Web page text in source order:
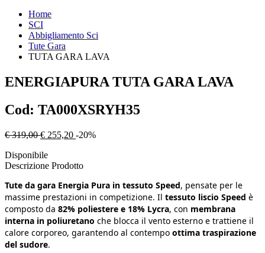
Home
SCI
Abbigliamento Sci
Tute Gara
TUTA GARA LAVA
ENERGIAPURA TUTA GARA LAVA
Cod: TA000XSRYH35
€ 319,00 € 255,20 -20%
Disponibile
Descrizione Prodotto
Tute da gara Energia Pura in tessuto Speed, pensate per le
massime prestazioni in competizione. Il tessuto liscio Speed è
composto da 82% poliestere e 18% Lycra, con membrana
interna in poliuretano che blocca il vento esterno e trattiene il
calore corporeo, garantendo al contempo ottima traspirazione
del sudore.